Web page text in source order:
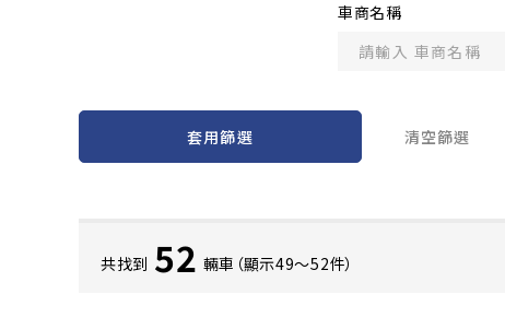
車商名稱
套用篩選 清空篩選
共找到 52 輛車（顯示49〜52件）